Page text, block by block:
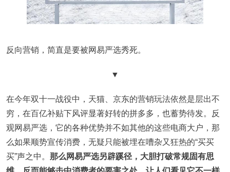
反向营销，简直是要被网易严选秀死。
▼
在今年双十一战役中，天猫、京东的营销玩法依然是层出不
穷，在百亿补贴下风评显著好转的拼多多，也蓄势待发。反
观网易严选，它的各种优势并不如其他的这些电商大户，那
么如果顺势宣传消费，无疑只能被埋在嘈杂又狂热的“买买
买”声之中。 那么网易严选另辟蹊径，大胆打破常规固有思